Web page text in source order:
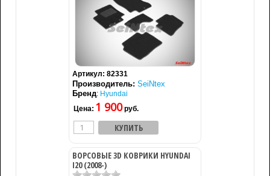
Артикул: 82331
Производитель: SeiNtex
Бренд: Hyundai
Цена: 1 900руб.
ВОРСОВЫЕ 3D КОВРИКИ HYUNDAI
I20 (2008-)